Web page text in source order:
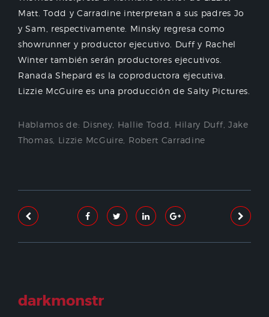
Matt. Todd y Carradine interpretan a sus padres Jo
y Sam, respectivamente. Minsky regresa como
showrunner y productor ejecutivo. Duff y Rachel
Winter también serán productores ejecutivos.
Ranada Shepard es la coproductora ejecutiva.
Lizzie McGuire es una producción de Salty Pictures.
Hablamos de: Disney Hallie Todd Hilary Duff, Jake
Thomas Lizzie McGuire Robert Carradine
darkmonstr